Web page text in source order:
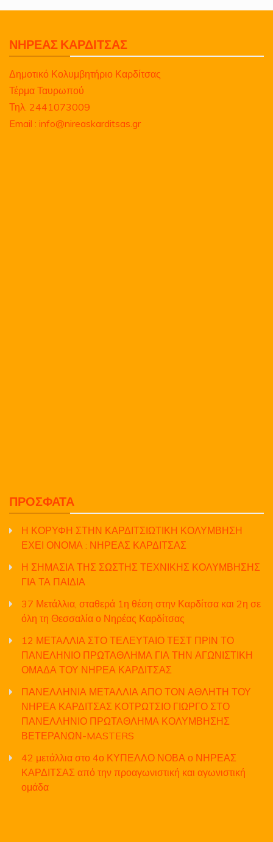
ΝΗΡΕΑΣ ΚΑΡΔΙΤΣΑΣ
Δημοτικό Κολυμβητήριο Καρδίτσας
Τέρμα Ταυρωπού
Τηλ. 2441073009
Email : info@nireaskarditsas.gr
ΠΡΌΣΦΑΤΑ
Η ΚΟΡΥΦΗ ΣΤΗΝ ΚΑΡΔΙΤΣΙΩΤΙΚΗ ΚΟΛΥΜΒΗΣΗ
ΕΧΕΙ ΟΝΟΜΑ : ΝΗΡΕΑΣ ΚΑΡΔΙΤΣΑΣ
Η ΣΗΜΑΣΙΑ ΤΗΣ ΣΩΣΤΗΣ ΤΕΧΝΙΚΗΣ ΚΟΛΥΜΒΗΣΗΣ
ΓΙΑ ΤΑ ΠΑΙΔΙΑ
37 Μετάλλια, σταθερά 1η θέση στην Καρδίτσα και 2η σε
όλη τη Θεσσαλία ο Νηρέας Καρδίτσας
12 ΜΕΤΑΛΛΙΑ ΣΤΟ ΤΕΛΕΥΤΑΙΟ ΤΕΣΤ ΠΡΙΝ ΤΟ
ΠΑΝΕΛΗΝΙΟ ΠΡΩΤΑΘΛΗΜΑ ΓΙΑ ΤΗΝ ΑΓΩΝΙΣΤΙΚΗ
ΟΜΑΔΑ ΤΟΥ ΝΗΡΕΑ ΚΑΡΔΙΤΣΑΣ
ΠΑΝΕΛΛΗΝΙΑ ΜΕΤΑΛΛΙΑ ΑΠΟ ΤΟΝ ΑΘΛΗΤΗ ΤΟΥ
ΝΗΡΕΑ ΚΑΡΔΙΤΣΑΣ ΚΟΤΡΩΤΣΙΟ ΓΙΩΡΓΟ ΣΤΟ
ΠΑΝΕΛΛΗΝΙΟ ΠΡΩΤΑΘΛΗΜΑ ΚΟΛΥΜΒΗΣΗΣ
ΒΕΤΕΡΑΝΩΝ-MASTERS
42 μετάλλια στο 4ο ΚΥΠΕΛΛΟ ΝΟΒΑ ο ΝΗΡΕΑΣ
ΚΑΡΔΙΤΣΑΣ από την προαγωνιστική και αγωνιστική
ομάδα